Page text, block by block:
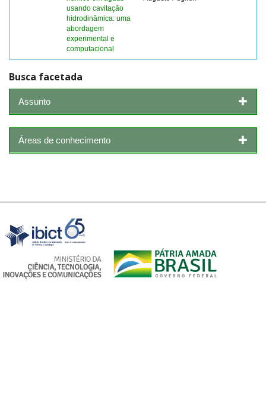
usando cavitação
hidrodinâmica: uma
abordagem
experimental e
computacional
Busca facetada
Assunto
Áreas de conhecimento